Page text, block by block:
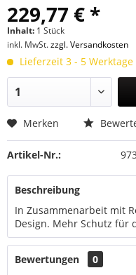
229,77 € *
Inhalt: 1 Stück
inkl. MwSt.zzgl. Versandkosten
Lieferzeit 3 - 5 Werktage
Merken
Artikel-Nr.:
Beschreibung
In Zusammenarbeit mit
Design. Mehr Schutz für
Bewertungen
0